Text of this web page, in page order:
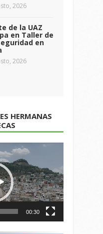
2026
de la UAZ
en Taller de
en
2026
HERMANAS
00:30